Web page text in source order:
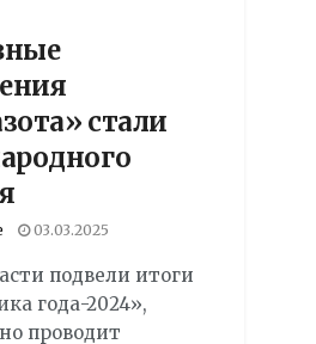
стали
03.03.2025
подвели итоги
года-2024»,
проводит